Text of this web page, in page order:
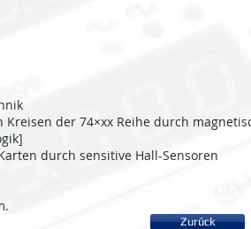
der 74×xx Reihe durch
durch sensitive Hall-Sensoren
Zurück